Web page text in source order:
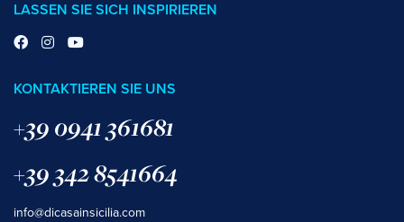
LASSEN SIE SICH INSPIRIEREN
KONTAKTIEREN SIE UNS
+39 0941 361681
+39 342 8541664
info@dicasainsicilia.com